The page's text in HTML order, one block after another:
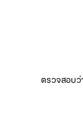
ตรวจสอบว่